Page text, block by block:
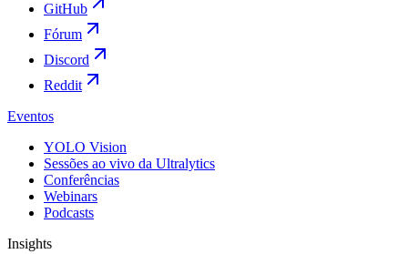
GitHub
Fórum
Discord
Reddit
Eventos
YOLO Vision
Sessões ao vivo da Ultralytics
Conferências
Webinars
Podcasts
Insights